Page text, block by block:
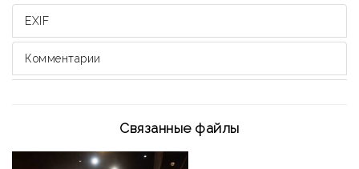
EXIF
Комментарии
Связанные файлы